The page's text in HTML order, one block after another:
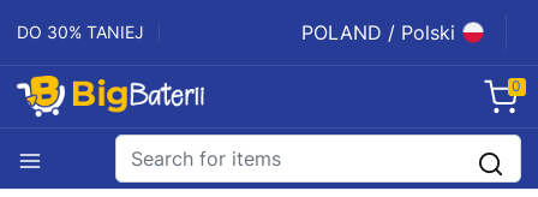
DO 30% TANIEJ POLAND / Polski
0